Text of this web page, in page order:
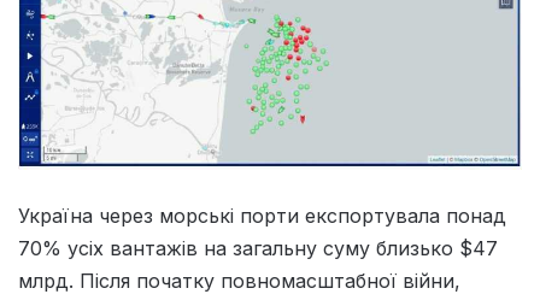
Україна через морські порти експортувала понад
70% усіх вантажів на загальну суму близько $47
млрд. Після початку повномасштабної війни,